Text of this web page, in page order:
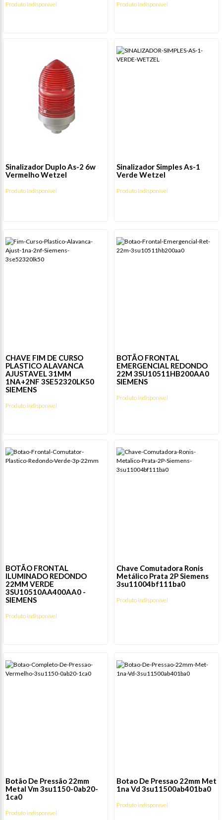
Produto indisponível Produto indisponível
Sinalizador Duplo As-2 6w
Vermelho Wetzel
Produto indisponível
Sinalizador Simples As-1
Verde Wetzel
Produto indisponível
CHAVE FIM DE CURSO
PLASTICO ALAVANCA
AJUSTAVEL 31MM
1NA+2NF 3SE52320LK50
SIEMENS
Produto indisponível
BOTÃO FRONTAL
EMERGENCIAL REDONDO
22M 3SU10511HB200AA0
SIEMENS
Produto indisponível
BOTÃO FRONTAL
ILUMINADO REDONDO
22MM VERDE
3SU10510AA400AA0 -
SIEMENS
Produto indisponível
Chave Comutadora Ronis
Metálico Prata 2P Siemens
3su11004bf111ba0
Produto indisponível
Botão De Pressão 22mm
Metal Vm 3su1150-0ab20-
1ca0
Produto indisponível
Botao De Pressao 22mm Met
1na Vd 3su11500ab401ba0
Produto indisponível